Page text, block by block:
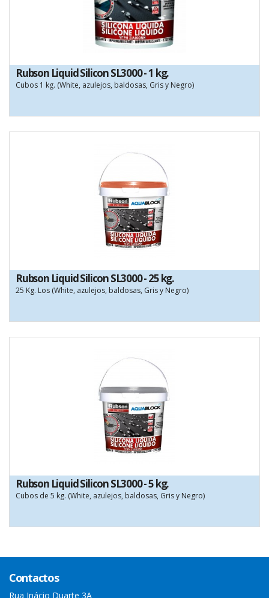
Rubson Liquid Silicon SL3000 - 1 kg.
Cubos 1 kg. (White, azulejos, baldosas, Gris y Negro)
Rubson Liquid Silicon SL3000 - 25 kg.
25 Kg. Los (White, azulejos, baldosas, Gris y Negro)
Rubson Liquid Silicon SL3000 - 5 kg.
Cubos de 5 kg. (White, azulejos, baldosas, Gris y Negro)
Contactos
Rua Inácio Duarte 3A